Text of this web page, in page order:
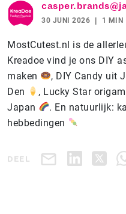
30 JUNI 2026 1 MIN
MostCutest.nl is de
Kreadoe vind je ons DIY
maken
, DIY Candy uit
Den
, Lucky Star
Japan
. En natuurlijk:
hebbedingen
DEEL